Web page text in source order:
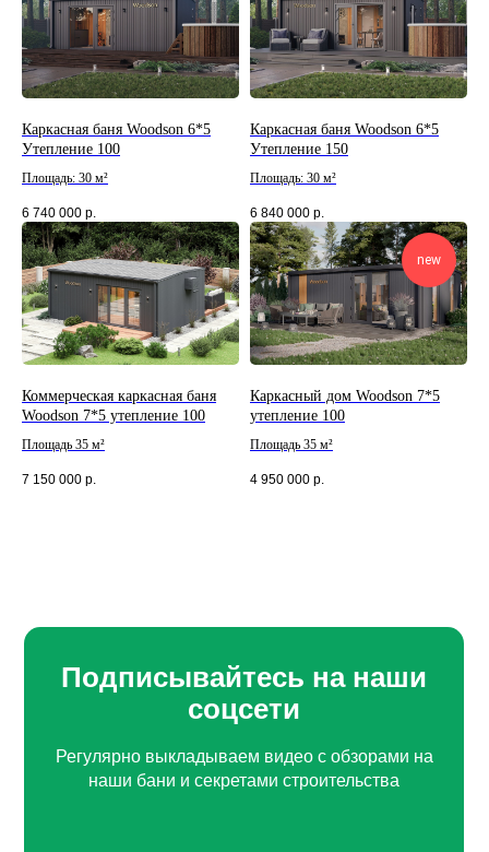
Каркасная баня Woodson 6*5
Утепление 100
Площадь: 30 м²
6 740 000 р.
Каркасная баня Woodson 6*5
Утепление 150
Площадь: 30 м²
6 840 000 р.
Коммерческая каркасная баня
Woodson 7*5 утепление 100
Площадь 35 м²
7 150 000 р.
new
Каркасный дом Woodson 7*5
утепление 100
Площадь 35 м²
4 950 000 р.
Подписывайтесь на наши
соцсети
Регулярно выкладываем видео с обзорами на
наши бани и секретами строительства